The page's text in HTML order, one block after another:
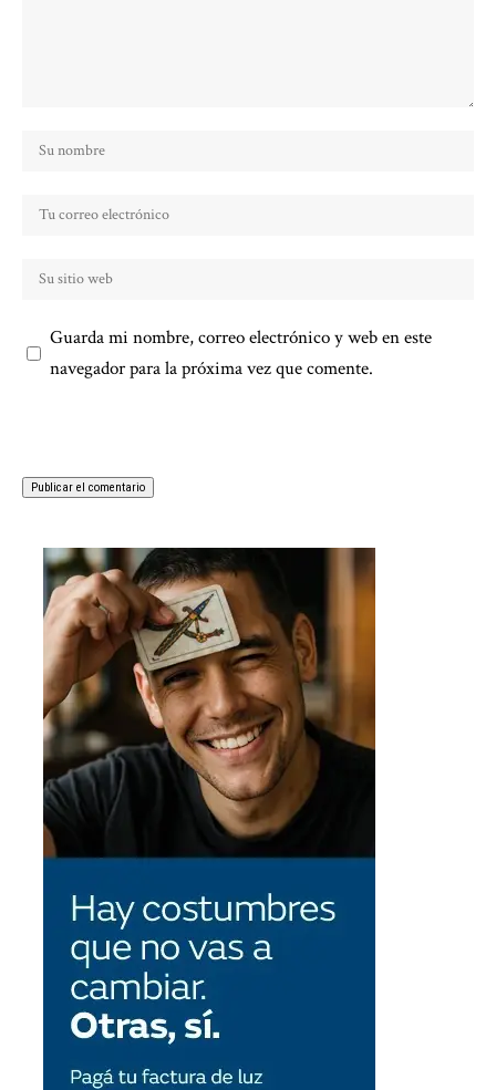
Guarda mi nombre, correo electrónico y web en este
navegador para la próxima vez que comente.